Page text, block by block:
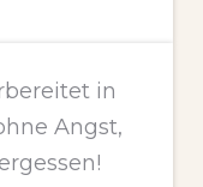
in
Angst,